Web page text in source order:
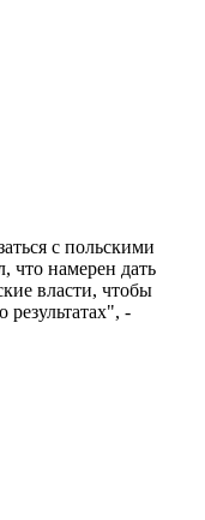
с польскими
что намерен дать
власти, чтобы
-